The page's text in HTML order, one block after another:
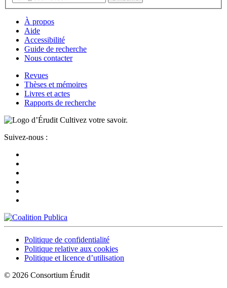
À propos
Aide
Accessibilité
Guide de recherche
Nous contacter
Revues
Thèses et mémoires
Livres et actes
Rapports de recherche
Cultivez votre savoir.
Suivez-nous :
Politique de confidentialité
Politique relative aux cookies
Politique et licence d’utilisation
© 2026 Consortium Érudit